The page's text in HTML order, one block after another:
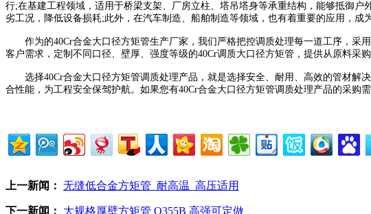
行;在基建工程领域，适用于桥梁支架、厂房立柱、塔吊塔身等承重结构，能够抵御
劣工况，降低设备损耗;此外，在汽车制造、船舶制造等领域，也有着重要的应用，成
作为的40Cr合金大口径方矩管生产厂家，我们严格把控调质处理每一道工序，采
客户需求，定制不同口径、壁厚、强度等级的40Cr调质大口径方矩管，提供从原料采
选择40Cr合金大口径方矩管调质处理产品，就是选择安全、耐用、高效的管材解
合性能，为工程安全保驾护航。如果您有40Cr合金大口径方矩管调质处理产品的采购
上一新闻： 无缝低合金方矩管_耐高温_高压适用
下一新闻： 大规格厚壁方矩管 Q355B 高强可定做